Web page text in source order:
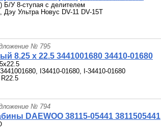
Б/У 8-ступая с делителем
Дэу Ультра Новус DV-11 DV-15­T
№ 795
8.25 x 22.5 3441001680 34410-01680
I34410-01680, I-34410-01680
№ 794
DAEWOO 38115-05441 3811505441